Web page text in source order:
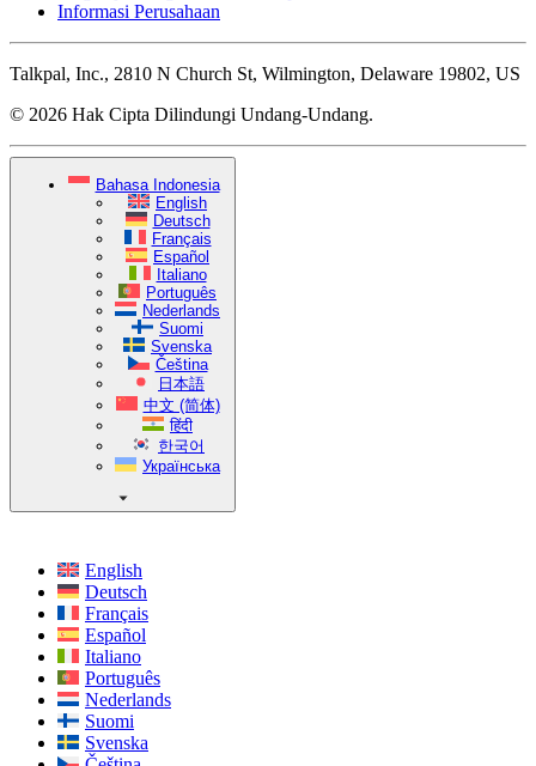
Informasi Perusahaan
Talkpal, Inc., 2810 N Church St, Wilmington, Delaware 19802, US
© 2026 Hak Cipta Dilindungi Undang-Undang.
Bahasa Indonesia
English
Deutsch
Français
Español
Italiano
Português
Nederlands
Suomi
Svenska
Čeština
日本語
中文 (简体)
हिंदी
한국어
Українська
English
Deutsch
Français
Español
Italiano
Português
Nederlands
Suomi
Svenska